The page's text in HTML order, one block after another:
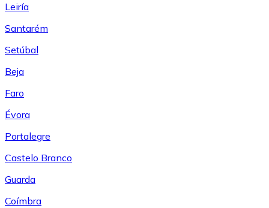
Leiría
Santarém
Setúbal
Beja
Faro
Évora
Portalegre
Castelo Branco
Guarda
Coímbra